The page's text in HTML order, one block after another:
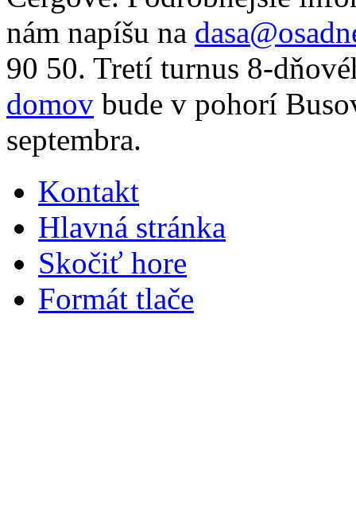
nám napíšu na
90 50. Tretí turnus 8-
domov bude v pohorí
septembra.
Kontakt
Hlavná stránka
Skočiť hore
Formát tlače